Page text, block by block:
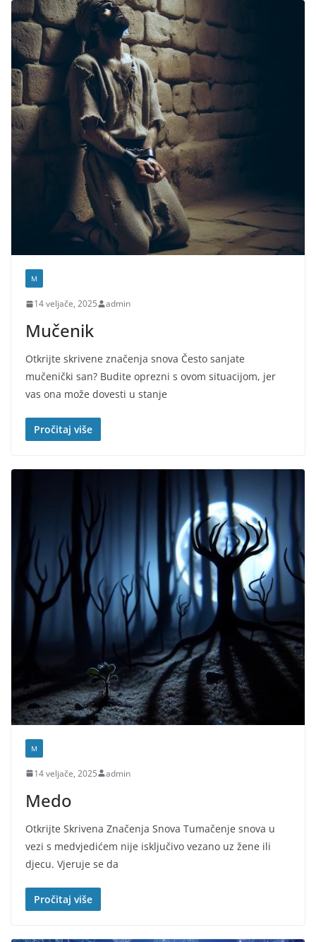
M
14 veljače, 2025 admin
Mučenik
Otkrijte skrivene značenja snova Često sanjate
mučenički san? Budite oprezni s ovom situacijom, jer
vas ona može dovesti u stanje
Pročitaj više
M
14 veljače, 2025 admin
Medo
Otkrijte Skrivena Značenja Snova Tumačenje snova u
vezi s medvjedićem nije isključivo vezano uz žene ili
djecu. Vjeruje se da
Pročitaj više